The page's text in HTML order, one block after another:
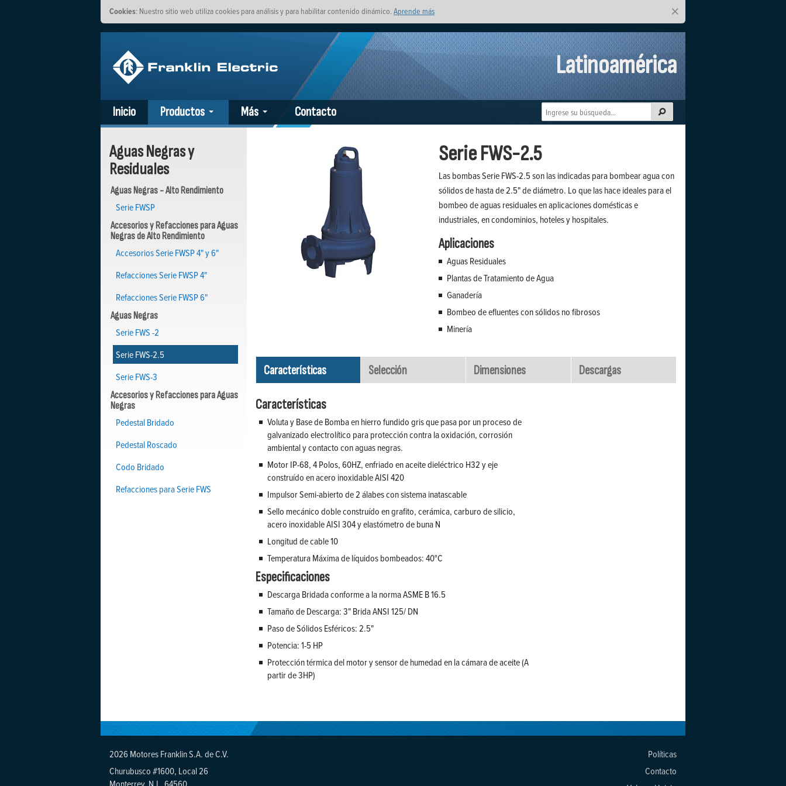
×
Cookies: Nuestro sitio web utiliza cookies para análisis y para habilitar contenido dinámico. Aprende más
Latinoamérica
Inicio Productos Más Contacto
Serie FWS-2.5
Las bombas Serie FWS-2.5 son las indicadas para bombear agua con
sólidos de hasta de 2.5" de diámetro. Lo que las hace ideales para el
bombeo de aguas residuales en aplicaciones domésticas e
industriales, en condominios, hoteles y hospitales.
Aplicaciones
Aguas Residuales
Plantas de Tratamiento de Agua
Ganadería
Bombeo de efluentes con sólidos no fibrosos
Minería
Características Selección Dimensiones Descargas
Características
Voluta y Base de Bomba en hierro fundido gris que pasa por un proceso de
galvanizado electrolítico para protección contra la oxidación, corrosión
ambiental y contacto con aguas negras.
Motor IP-68, 4 Polos, 60HZ, enfriado en aceite dieléctrico H32 y eje
construído en acero inoxidable AISI 420
Impulsor Semi-abierto de 2 álabes con sistema inatascable
Sello mecánico doble construído en grafito, cerámica, carburo de silicio,
acero inoxidable AISI 304 y elastómetro de buna N
Longitud de cable 10
Temperatura Máxima de líquidos bombeados: 40°C
Especificaciones
Descarga Bridada conforme a la norma ASME B 16.5
Tamaño de Descarga: 3" Brida ANSI 125/ DN
Paso de Sólidos Esféricos: 2.5"
Potencia: 1-5 HP
Protección térmica del motor y sensor de humedad en la cámara de aceite (A
partir de 3HP)
Aguas Negras y
Residuales
Aguas Negras - Alto Rendimiento
Serie FWSP
Accesorios y Refacciones para Aguas
Negras de Alto Rendimiento
Accesorios Serie FWSP 4" y 6"
Refacciones Serie FWSP 4"
Refacciones Serie FWSP 6"
Aguas Negras
Serie FWS -2
Serie FWS-2.5
Serie FWS-3
Accesorios y Refacciones para Aguas
Negras
Pedestal Bridado
Pedestal Roscado
Codo Bridado
Refacciones para Serie FWS
2026 Motores Franklin S.A. de C.V.
Churubusco #1600, Local 26
Políticas
Contacto